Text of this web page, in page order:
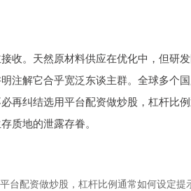
收。天然原材料供应在优化中，但研
注解它合乎宽泛东谈主群。全球多个
再纠结选用平台配资做炒股，杠杆比
质地的泄露存眷。
平台配资做炒股，杠杆比例通常如何设定提